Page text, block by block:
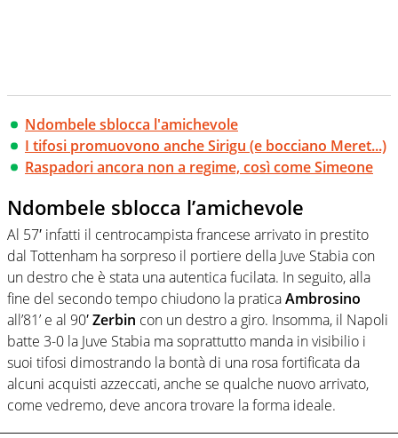
Ndombele sblocca l'amichevole
I tifosi promuovono anche Sirigu (e bocciano Meret...)
Raspadori ancora non a regime, così come Simeone
Ndombele sblocca l’amichevole
Al 57′ infatti il centrocampista francese arrivato in prestito
dal Tottenham ha sorpreso il portiere della Juve Stabia con
un destro che è stata una autentica fucilata. In seguito, alla
fine del secondo tempo chiudono la praticaAmbrosino
all’81’ e al 90′Zerbin con un destro a giro. Insomma, il Napoli
batte 3-0 la Juve Stabia ma soprattutto manda in visibilio i
suoi tifosi dimostrando la bontà di una rosa fortificata da
alcuni acquisti azzeccati, anche se qualche nuovo arrivato,
come vedremo, deve ancora trovare la forma ideale.